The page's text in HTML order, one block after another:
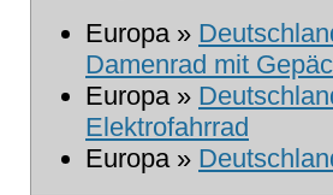
Europa »
Damenrad mit
Europa »
Elektrofahrrad
Europa »